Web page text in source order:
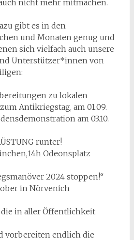
nicht mehr mitmachen.
gibt es in den
und Monaten genug und
sich vielfach auch unsere
Unterstützer*innen von
zu lokalen
Antikriegstag, am 01.09.
am 03.10.
runter!
Odeonsplatz
2024 stoppen!“
in Nörvenich
die in aller Öffentlichkeit
vorbereiten endlich die